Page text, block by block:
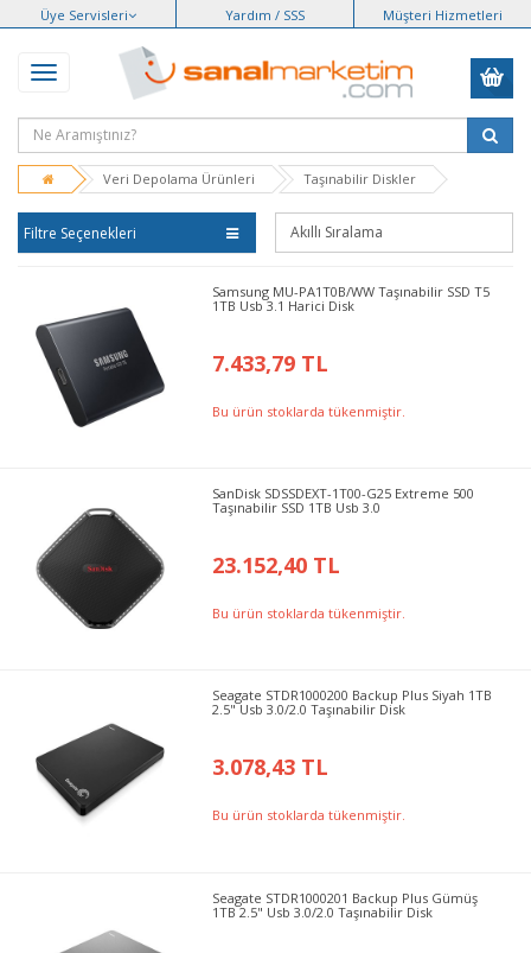
Üye Servisleri Yardım / SSS Müşteri Hizmetleri
Veri Depolama Ürünleri Taşınabilir Diskler
Filtre Seçenekleri
Samsung MU-PA1T0B/WW Taşınabilir SSD T5
1TB Usb 3.1 Harici Disk
7.433,79 TL
Bu ürün stoklarda tükenmiştir.
SanDisk SDSSDEXT-1T00-G25 Extreme 500
Taşınabilir SSD 1TB Usb 3.0
23.152,40 TL
Bu ürün stoklarda tükenmiştir.
Seagate STDR1000200 Backup Plus Siyah 1TB
2.5" Usb 3.0/2.0 Taşınabilir Disk
3.078,43 TL
Bu ürün stoklarda tükenmiştir.
Seagate STDR1000201 Backup Plus Gümüş
1TB 2.5" Usb 3.0/2.0 Taşınabilir Disk